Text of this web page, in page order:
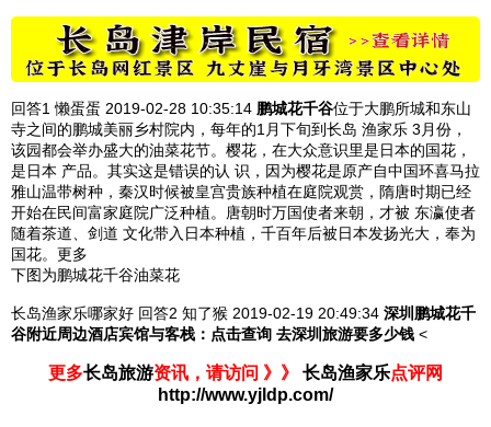
回答1 懒蛋蛋 2019-02-28 10:35:14 鹏城花千谷位于大鹏所城和东山
寺之间的鹏城美丽乡村院内，每年的1月下旬到长岛 渔家乐 3月份，
该园都会举办盛大的油菜花节。樱花，在大众意识里是日本的国花，
是日本 产品。其实这是错误的认 识，因为樱花是原产自中国环喜马拉
雅山温带树种，秦汉时候被皇宫贵族种植在庭院观赏，隋唐时期已经
开始在民间富家庭院广泛种植。唐朝时万国使者来朝，才被 东瀛使者
随着茶道、剑道 文化带入日本种植，千百年后被日本发扬光大，奉为
国花。更多
下图为鹏城花千谷油菜花
长岛渔家乐哪家好 回答2 知了猴 2019-02-19 20:49:34 深圳鹏城花千
谷附近周边酒店宾馆与客栈： 点击查询 去深圳旅游要多少钱 <
更多长岛旅游资讯，请访问 》》 长岛渔家乐点评网
http://www.yjldp.com/